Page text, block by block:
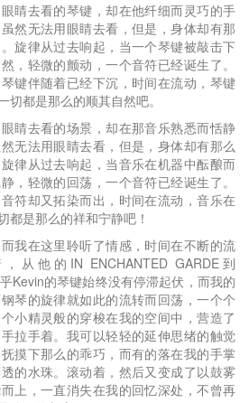
睛去看的琴键，却在他纤细而灵巧的手
然无法用眼睛去看，但是，身体却有那
旋律从过去响起，当一个琴键被敲击下
，轻微的颤动，一个音符已经诞生了。
键伴随着已经下沉，时间在流动，琴键
都是那么的顺其自然吧。
睛去看的场景，却在那音乐熟悉而恬静
无法用眼睛去看，但是，身体却有那么
律从过去响起，当音乐在机器中酝酿而
，轻微的回荡，一个音符已经诞生了。
符却又拓染而出，时间在流动，音乐在
都是那么的祥和宁静吧！
我在这里聆听了情感，时间在不断的流
从他的IN ENCHANTED GARDE到
Kevin的琴键始终没有停滞起伏，而我的
琴的旋律就如此的流转而回荡，一个个
小精灵般的穿梭在我的空间中，营造了
拉手着。我可以轻轻的延伸思绪的触觉
摸下那么的乖巧，而有的落在我的手掌
的水珠。滚动着，然后又变成了以鼓雾
上，一直消失在我的回忆深处，不曾再